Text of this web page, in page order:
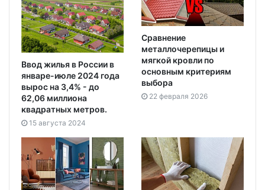
Ввод жилья в России в
январе-июле 2024 года
вырос на 3,4% - до
62,06 миллиона
квадратных метров.
15 августа 2024
Сравнение
металлочерепицы и
мягкой кровли по
основным критериям
выбора
22 февраля 2026